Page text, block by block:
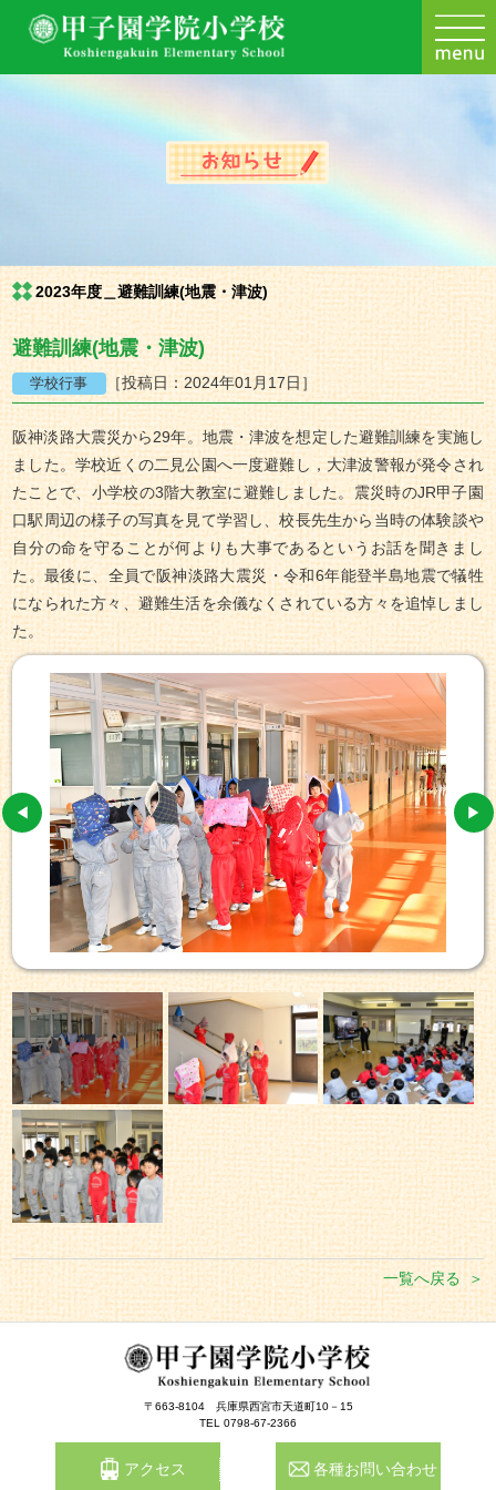
2023年度＿避難訓練(地震・津波)
避難訓練(地震・津波)
［投稿日：2024年01月17日］
阪神淡路大震災から29年。地震・津波を想定した避難訓練を実施し
ました。学校近くの二見公園へ一度避難し，大津波警報が発令され
たことで、小学校の3階大教室に避難しました。震災時のJR甲子園
口駅周辺の様子の写真を見て学習し、校長先生から当時の体験談や
自分の命を守ることが何よりも大事であるというお話を聞きまし
た。最後に、全員で阪神淡路大震災・令和6年能登半島地震で犠牲
になられた方々、避難生活を余儀なくされている方々を追悼しまし
た。
一覧へ戻る
アクセス 各種お問い合わせ
〒663-8104 兵庫県西宮市天道町10－15
TEL 0798-67-2366